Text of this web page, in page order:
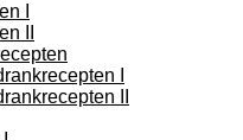
I
II
I
II